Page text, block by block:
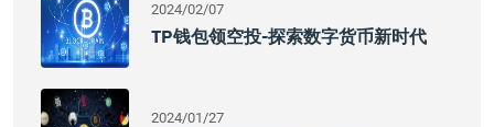
2024/02/07
TP钱包领空投-探索数字货币新时代
2024/01/27